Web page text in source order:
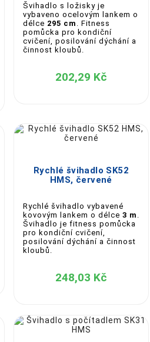
kardio tréninky
MMA a CrossFit
výšce
Švihadlo s ložisky je
vybaveno ocelovým lankem o
délce 295 cm
. Fitness
pomůcka pro kondiční
cvičení, posilování dýchání a
činnost kloubů.
202,29 Kč
Rychlé švihadlo SK52
HMS, červené
Rychlé švihadlo vybavené
kovovým lankem o délce 3 m
Švihadlo je fitness pomůcka
pro kondiční cvičení,
posilování dýchání a činnost
kloubů.
248,03 Kč